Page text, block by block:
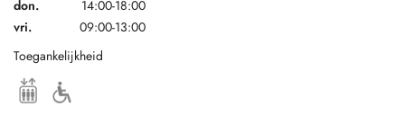
don.
14:00-18:00
vri.
09:00-13:00
Toegankelijkheid